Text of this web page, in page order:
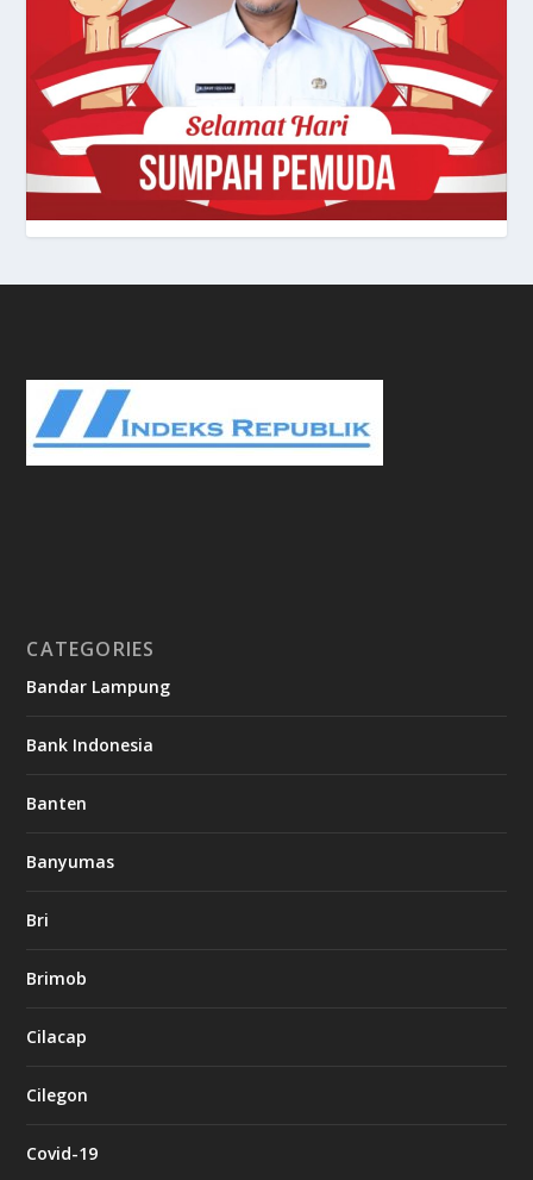
CATEGORIES
Bandar Lampung
Bank Indonesia
Banten
Banyumas
Bri
Brimob
Cilacap
Cilegon
Covid-19